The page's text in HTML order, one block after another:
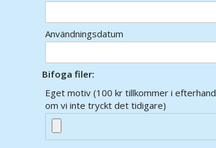
Användningsdatum
Bifoga filer:
Eget motiv (100 kr tillkommer i efterhand
om vi inte tryckt det tidigare)